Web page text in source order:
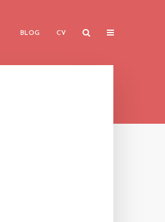
BLOG CV